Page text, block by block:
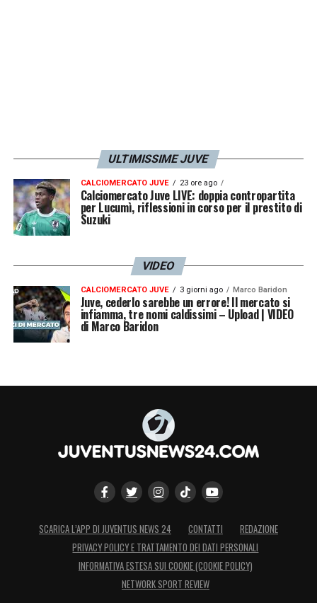
ULTIMISSIME JUVE
CALCIOMERCATO JUVE 23 ore ago
Calciomercato Juve LIVE: doppia contropartita
per Lucumì, riflessioni in corso per il prestito di
Suzuki
VIDEO
CALCIOMERCATO JUVE 3 giorni ago Marco Baridon
Juve, cederlo sarebbe un errore! Il mercato si
infiamma, tre nomi caldissimi – Upload | VIDEO
di Marco Baridon
SCARICA L’APP DI JUVENTUS NEWS 24 CONTATTI
REDAZIONE
PRIVACY POLICY E TRATTAMENTO DEI DATI PERSONALI
INFORMATIVA ESTESA SUI COOKIE (COOKIE POLICY)
NETWORK SPORT REVIEW